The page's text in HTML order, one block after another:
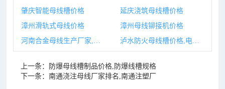
肇庆智能母线槽价格
延庆浇筑母线槽价格
漳州滑轨式母线价格
漳州母线铆接机价格
泸水防火母线槽价格,电井母线槽防火封堵图集
上一条：
防爆母线槽制品价格,防爆线槽规格
下一条：南通浇注母线厂家排名,南通注塑厂